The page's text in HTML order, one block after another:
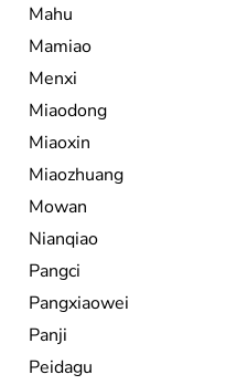
Mahu
Mamiao
Menxi
Miaodong
Miaoxin
Miaozhuang
Mowan
Nianqiao
Pangci
Pangxiaowei
Panji
Peidagu